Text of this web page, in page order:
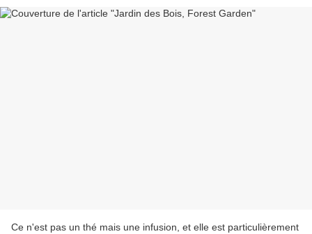
Ce n'est pas un thé mais une infusion, et elle est particulièrement